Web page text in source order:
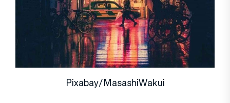
Pixabay/MasashiWakui